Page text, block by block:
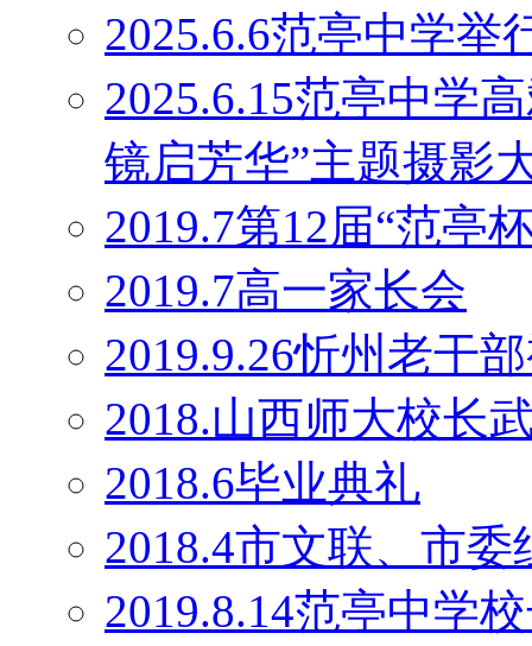
2025.6.6范亭中学举
2025.6.15范亭中学
镜启芳华”主题摄影
2019.7第12届“范亭
2019.7高一家长会
2019.9.26忻州老干
2018.山西师大校长
2018.6毕业典礼
2018.4市文联、市
2019.8.14范亭中学